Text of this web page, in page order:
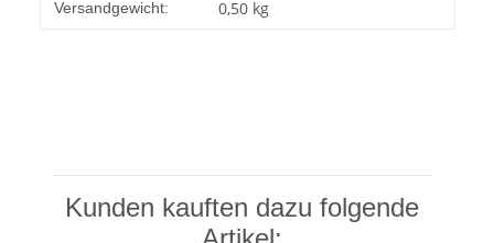
Produkteigenschaft
Wert
Versandgewicht: 0,50 kg
Kunden kauften dazu folgende